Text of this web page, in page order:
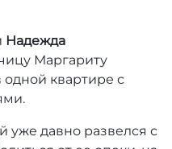
Надежда
Маргариту
одной квартире с
уже давно развелся с